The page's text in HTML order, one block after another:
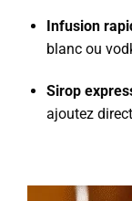
Infusion
blanc ou
Sirop
ajoutez